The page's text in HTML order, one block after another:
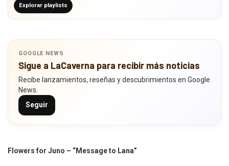
Explorar playlists
GOOGLE NEWS
Sigue a LaCaverna para recibir más noticias
Recibe lanzamientos, reseñas y descubrimientos en Google
News.
Seguir
Flowers for Juno – “Message to Lana”